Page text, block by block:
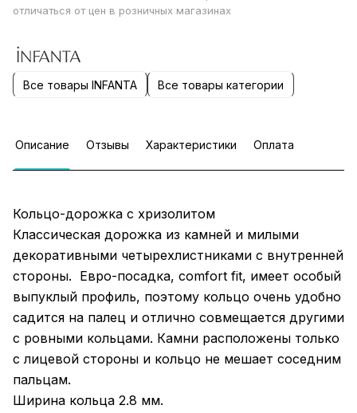
отличаться от цен в розничных магазинах
Все товары INFANTA Все товары категории
Описание Отзывы Характеристики Оплата
Кольцо-дорожка с хризолитом
Классическая дорожка из камней и милыми
декоративными четырехлистниками с внутренней
стороны. Евро-посадка, comfort fit, имеет особый
выпуклый профиль, поэтому кольцо очень удобно
садится на палец и отлично совмещается другими
с ровными кольцами. Камни расположены только
с лицевой стороны и кольцо не мешает соседним
пальцам.
Ширина кольца 2.8 мм.